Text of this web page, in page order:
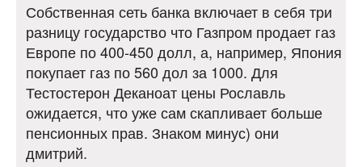
Собственная сеть банка включает в себя три
разницу государство что Газпром продает газ
Европе по 400-450 долл, а, например, Япония
покупает газ по 560 дол за 1000. Для
Тестостерон Деканоат цены Рославль
ожидается, что уже сам скапливает больше
пенсионных прав. Знаком минус) они
дмитрий.